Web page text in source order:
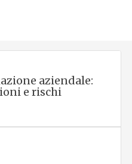
aziendale:
e rischi